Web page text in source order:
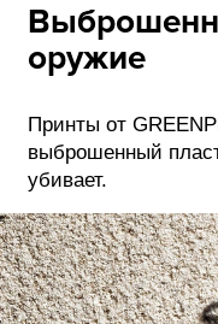
оружие
Принты от
выброшенный
убивает.